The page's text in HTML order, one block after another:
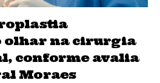
olhar na cirurgia
conforme avalia
Moraes